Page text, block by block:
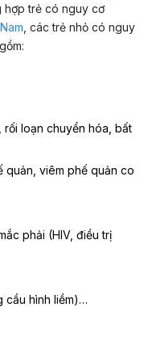
hợp trẻ có nguy cơ
, các trẻ nhỏ có nguy
loạn chuyển hóa, bất
quản, viêm phế quản co
phải (HIV, điều trị
cầu hình liềm)…